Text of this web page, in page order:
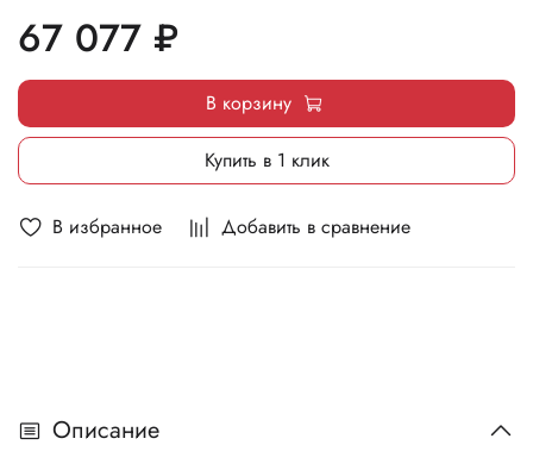
В избранное Добавить в сравнение
каналов@1080р; 4 SATA для HDD до 8 Тб, 1 eSATA;
тревожные вход/выход 16/4; 16 независимых 100M PoE
интерфейсов; 1 RJ45 10M/100M/1000M Ethernet; 2 USB;
-10°C...+55°C; AC100-240 В; 20 Вт макс (без HDD), ≤5 кг
(без HDD).
67 077 ₽
В корзину
Купить в 1 клик
Описание